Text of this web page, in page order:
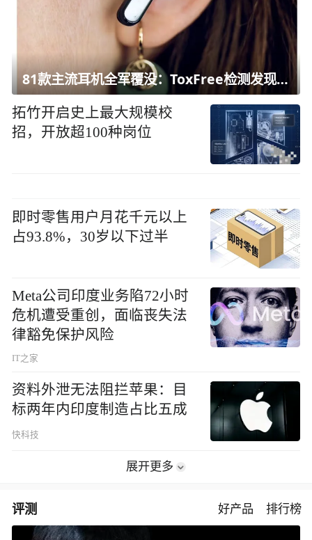
81款主流耳机全军覆没：ToxFree检测发现均含对人体有害化学物质
拓竹开启史上最大规模校
招，开放超100种岗位
即时零售用户月花千元以上
占93.8%，30岁以下过半
Meta公司印度业务陷72小时
危机遭受重创，面临丧失法
律豁免保护风险
IT之家
资料外泄无法阻拦苹果：目
标两年内印度制造占比五成
快科技
展开更多
评测 好产品 排行榜